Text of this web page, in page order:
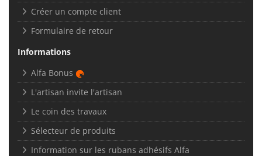
Créer un compte client
Formulaire de retour
Informations
Alfa Bonus
L'artisan invite l'artisan
Le coin des travaux
Sélecteur de produits
Information sur les rubans adhésifs Alfa